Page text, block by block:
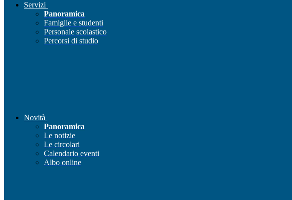
Servizi
Panoramica
Famiglie e studenti
Personale scolastico
Percorsi di studio
Novità
Panoramica
Le notizie
Le circolari
Calendario eventi
Albo online